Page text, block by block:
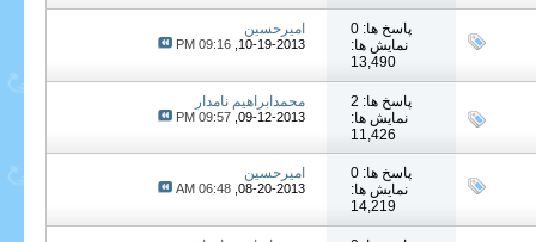
پاسخ ها: 0
نمایش ها:
13,490
امیرحسین
10-19-2013,
09:16 PM
پاسخ ها: 2
نمایش ها:
11,426
محمدابراهیم نامدار
09-12-2013,
09:57 PM
پاسخ ها: 0
نمایش ها:
14,219
امیرحسین
08-20-2013,
06:48 AM